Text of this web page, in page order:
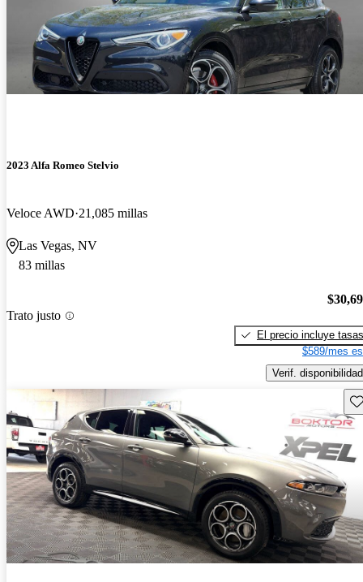
2023 Alfa Romeo Stelvio
Veloce AWD 21,085 millas
Las Vegas, NV
83 millas
Trato justo
El precio incluye tasas
$589/mes
Verif. disponibilidad